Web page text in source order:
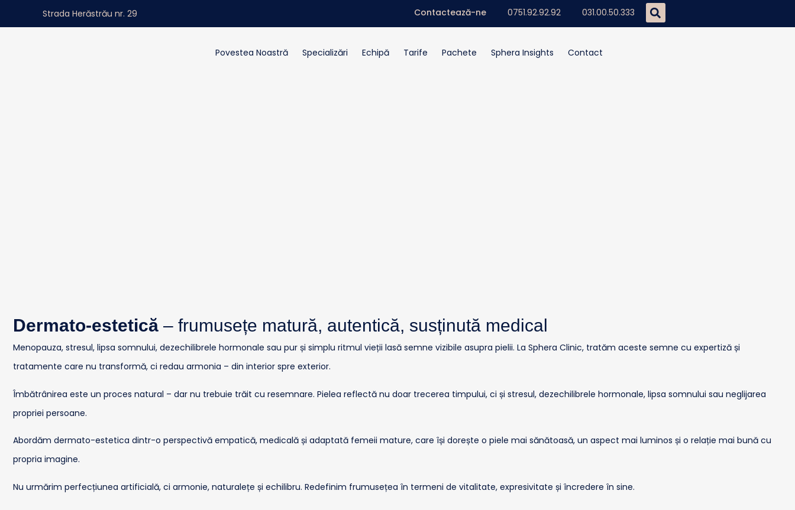
Strada Herăstrău nr. 29 Contactează-ne 0751.92.92.92 031.00.50.333
Povestea Noastră Specializări Echipă Tarife Pachete Sphera Insights Contact
Dermato-estetică – frumusețe matură, autentică, susținută medical
Menopauza, stresul, lipsa somnului, dezechilibrele hormonale sau pur și simplu ritmul vieții lasă semne vizibile asupra pielii. La Sphera Clinic, tratăm aceste semne cu expertiză și
tratamente care nu transformă, ci redau armonia – din interior spre exterior.
Îmbătrânirea este un proces natural – dar nu trebuie trăit cu resemnare. Pielea reflectă nu doar trecerea timpului, ci și stresul, dezechilibrele hormonale, lipsa somnului sau neglijarea
propriei persoane.
Abordăm dermato-estetica dintr-o perspectivă empatică, medicală și adaptată femeii mature, care își dorește o piele mai sănătoasă, un aspect mai luminos și o relație mai bună cu
propria imagine.
Nu urmărim perfecțiunea artificială, ci armonie, naturalețe și echilibru. Redefinim frumusețea în termeni de vitalitate, expresivitate și încredere în sine.